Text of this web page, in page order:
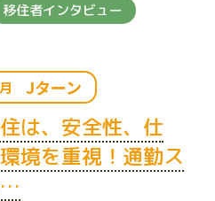
移住者インタビュー
Jターン
は、安全性、仕
境を重視！通勤ス
…